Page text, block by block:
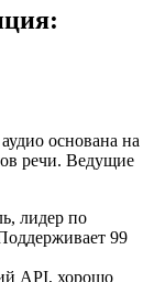
основана на
речи. Ведущие
лидер по
99
API, хорошо